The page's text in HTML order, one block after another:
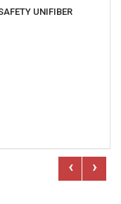
UNIFIBER
‹ ›